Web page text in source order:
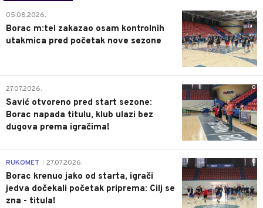
0
05.08.2026.
Borac m:tel zakazao osam kontrolnih
utakmica pred početak nove sezone
0
27.07.2026.
Savić otvoreno pred start sezone:
Borac napada titulu, klub ulazi bez
dugova prema igračima!
0
RUKOMET 27.07.2026.
Borac krenuo jako od starta, igrači
jedva dočekali početak priprema: Cilj se
zna - titula!